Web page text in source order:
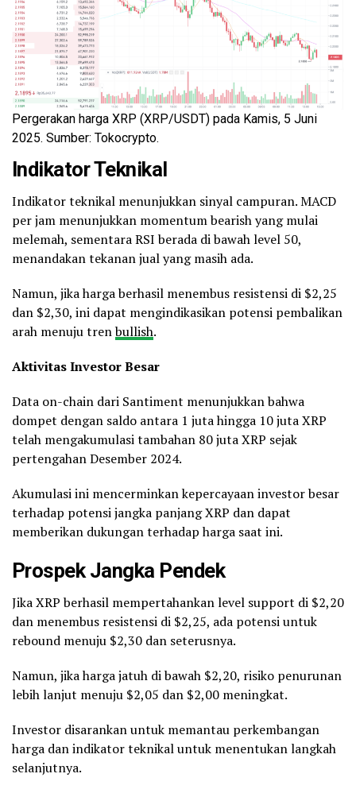
Pergerakan harga XRP (XRP/USDT) pada Kamis, 5 Juni
2025. Sumber: Tokocrypto.
Indikator Teknikal
Indikator teknikal menunjukkan sinyal campuran. MACD
per jam menunjukkan momentum bearish yang mulai
melemah, sementara RSI berada di bawah level 50,
menandakan tekanan jual yang masih ada.
Namun, jika harga berhasil menembus resistensi di $2,25
dan $2,30, ini dapat mengindikasikan potensi pembalikan
arah menuju trenbullish.
Aktivitas Investor Besar
Data on-chain dari Santiment menunjukkan bahwa
dompet dengan saldo antara 1 juta hingga 10 juta XRP
telah mengakumulasi tambahan 80 juta XRP sejak
pertengahan Desember 2024.
Akumulasi ini mencerminkan kepercayaan investor besar
terhadap potensi jangka panjang XRP dan dapat
memberikan dukungan terhadap harga saat ini.
Prospek Jangka Pendek
Jika XRP berhasil mempertahankan level support di $2,20
dan menembus resistensi di $2,25, ada potensi untuk
rebound menuju $2,30 dan seterusnya.
Namun, jika harga jatuh di bawah $2,20, risiko penurunan
lebih lanjut menuju $2,05 dan $2,00 meningkat.
Investor disarankan untuk memantau perkembangan
harga dan indikator teknikal untuk menentukan langkah
selanjutnya.